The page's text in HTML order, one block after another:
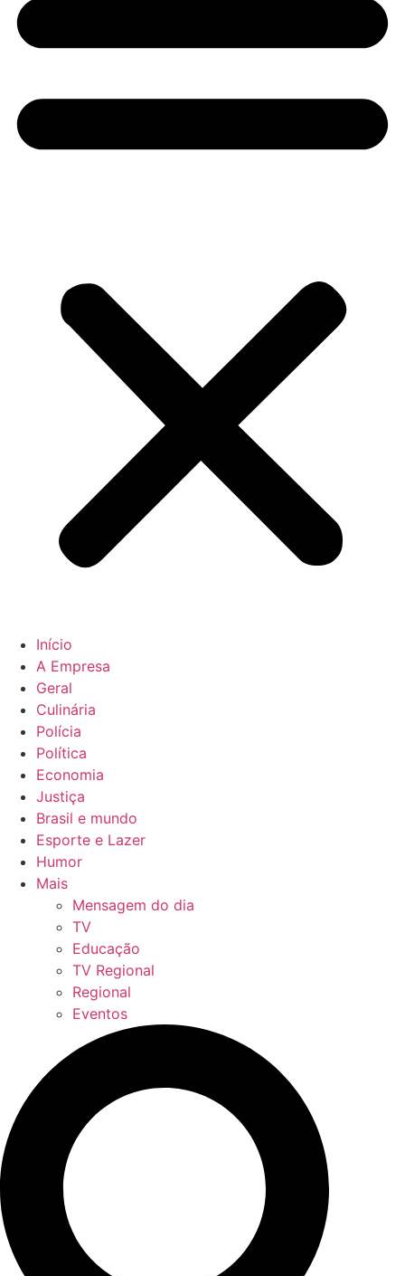
Início
A Empresa
Geral
Culinária
Polícia
Política
Economia
Justiça
Brasil e mundo
Esporte e Lazer
Humor
Mais
Mensagem do dia
TV
Educação
TV Regional
Regional
Eventos